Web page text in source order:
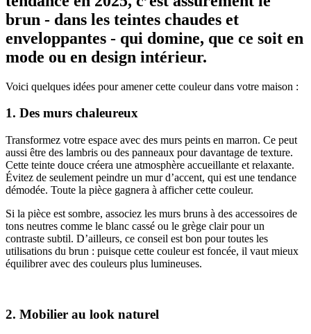
brun - dans les teintes chaudes et
enveloppantes - qui domine, que ce soit en
mode ou en design intérieur.
Voici quelques idées pour amener cette couleur dans votre maison :
1. Des murs chaleureux
Transformez votre espace avec des murs peints en marron. Ce peut
aussi être des lambris ou des panneaux pour davantage de texture.
Cette teinte douce créera une atmosphère accueillante et relaxante.
Évitez de seulement peindre un mur d’accent, qui est une tendance
démodée. Toute la pièce gagnera à afficher cette couleur.
Si la pièce est sombre, associez les murs bruns à des accessoires de
tons neutres comme le blanc cassé ou le grège clair pour un
contraste subtil. D’ailleurs, ce conseil est bon pour toutes les
utilisations du brun : puisque cette couleur est foncée, il vaut mieux
équilibrer avec des couleurs plus lumineuses.
2. Mobilier au look naturel